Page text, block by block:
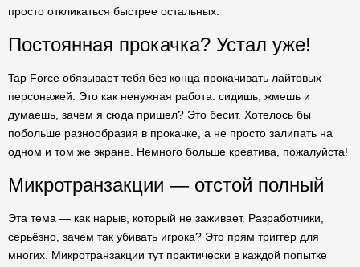
просто откликаться быстрее остальных.
Постоянная прокачка? Устал уже!
Tap Force обязывает тебя без конца прокачивать лайтовых
персонажей. Это как ненужная работа: сидишь, жмешь и
думаешь, зачем я сюда пришел? Это бесит. Хотелось бы
побольше разнообразия в прокачке, а не просто залипать на
одном и том же экране. Немного больше креатива, пожалуйста!
Микротранзакции — отстой полный
Эта тема — как нарыв, который не заживает. Разработчики,
серьёзно, зачем так убивать игрока? Это прям триггер для
многих. Микротранзакции тут практически в каждой попытке